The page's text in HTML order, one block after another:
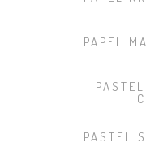
PAPEL
PASTEL